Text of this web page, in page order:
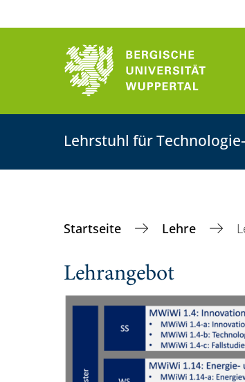
Lehrstuhl für
Startseite Lehre
Lehrangebot